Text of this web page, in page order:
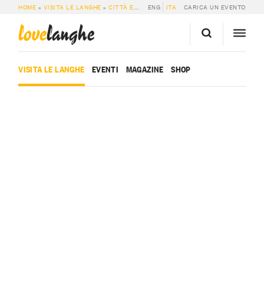
HOME » VISITA LE LANGHE »CITTÀ E PAESI » SAN BENEDETTO BELBO
ENG ITA CARICA UN EVENTO
lovelanghe
VISITA LE LANGHE EVENTI MAGAZINE SHOP